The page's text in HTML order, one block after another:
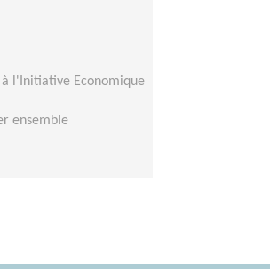
l'Initiative Economique
ensemble